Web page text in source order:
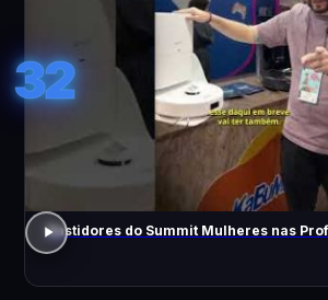
32
Bastidores do Summit Mulheres nas